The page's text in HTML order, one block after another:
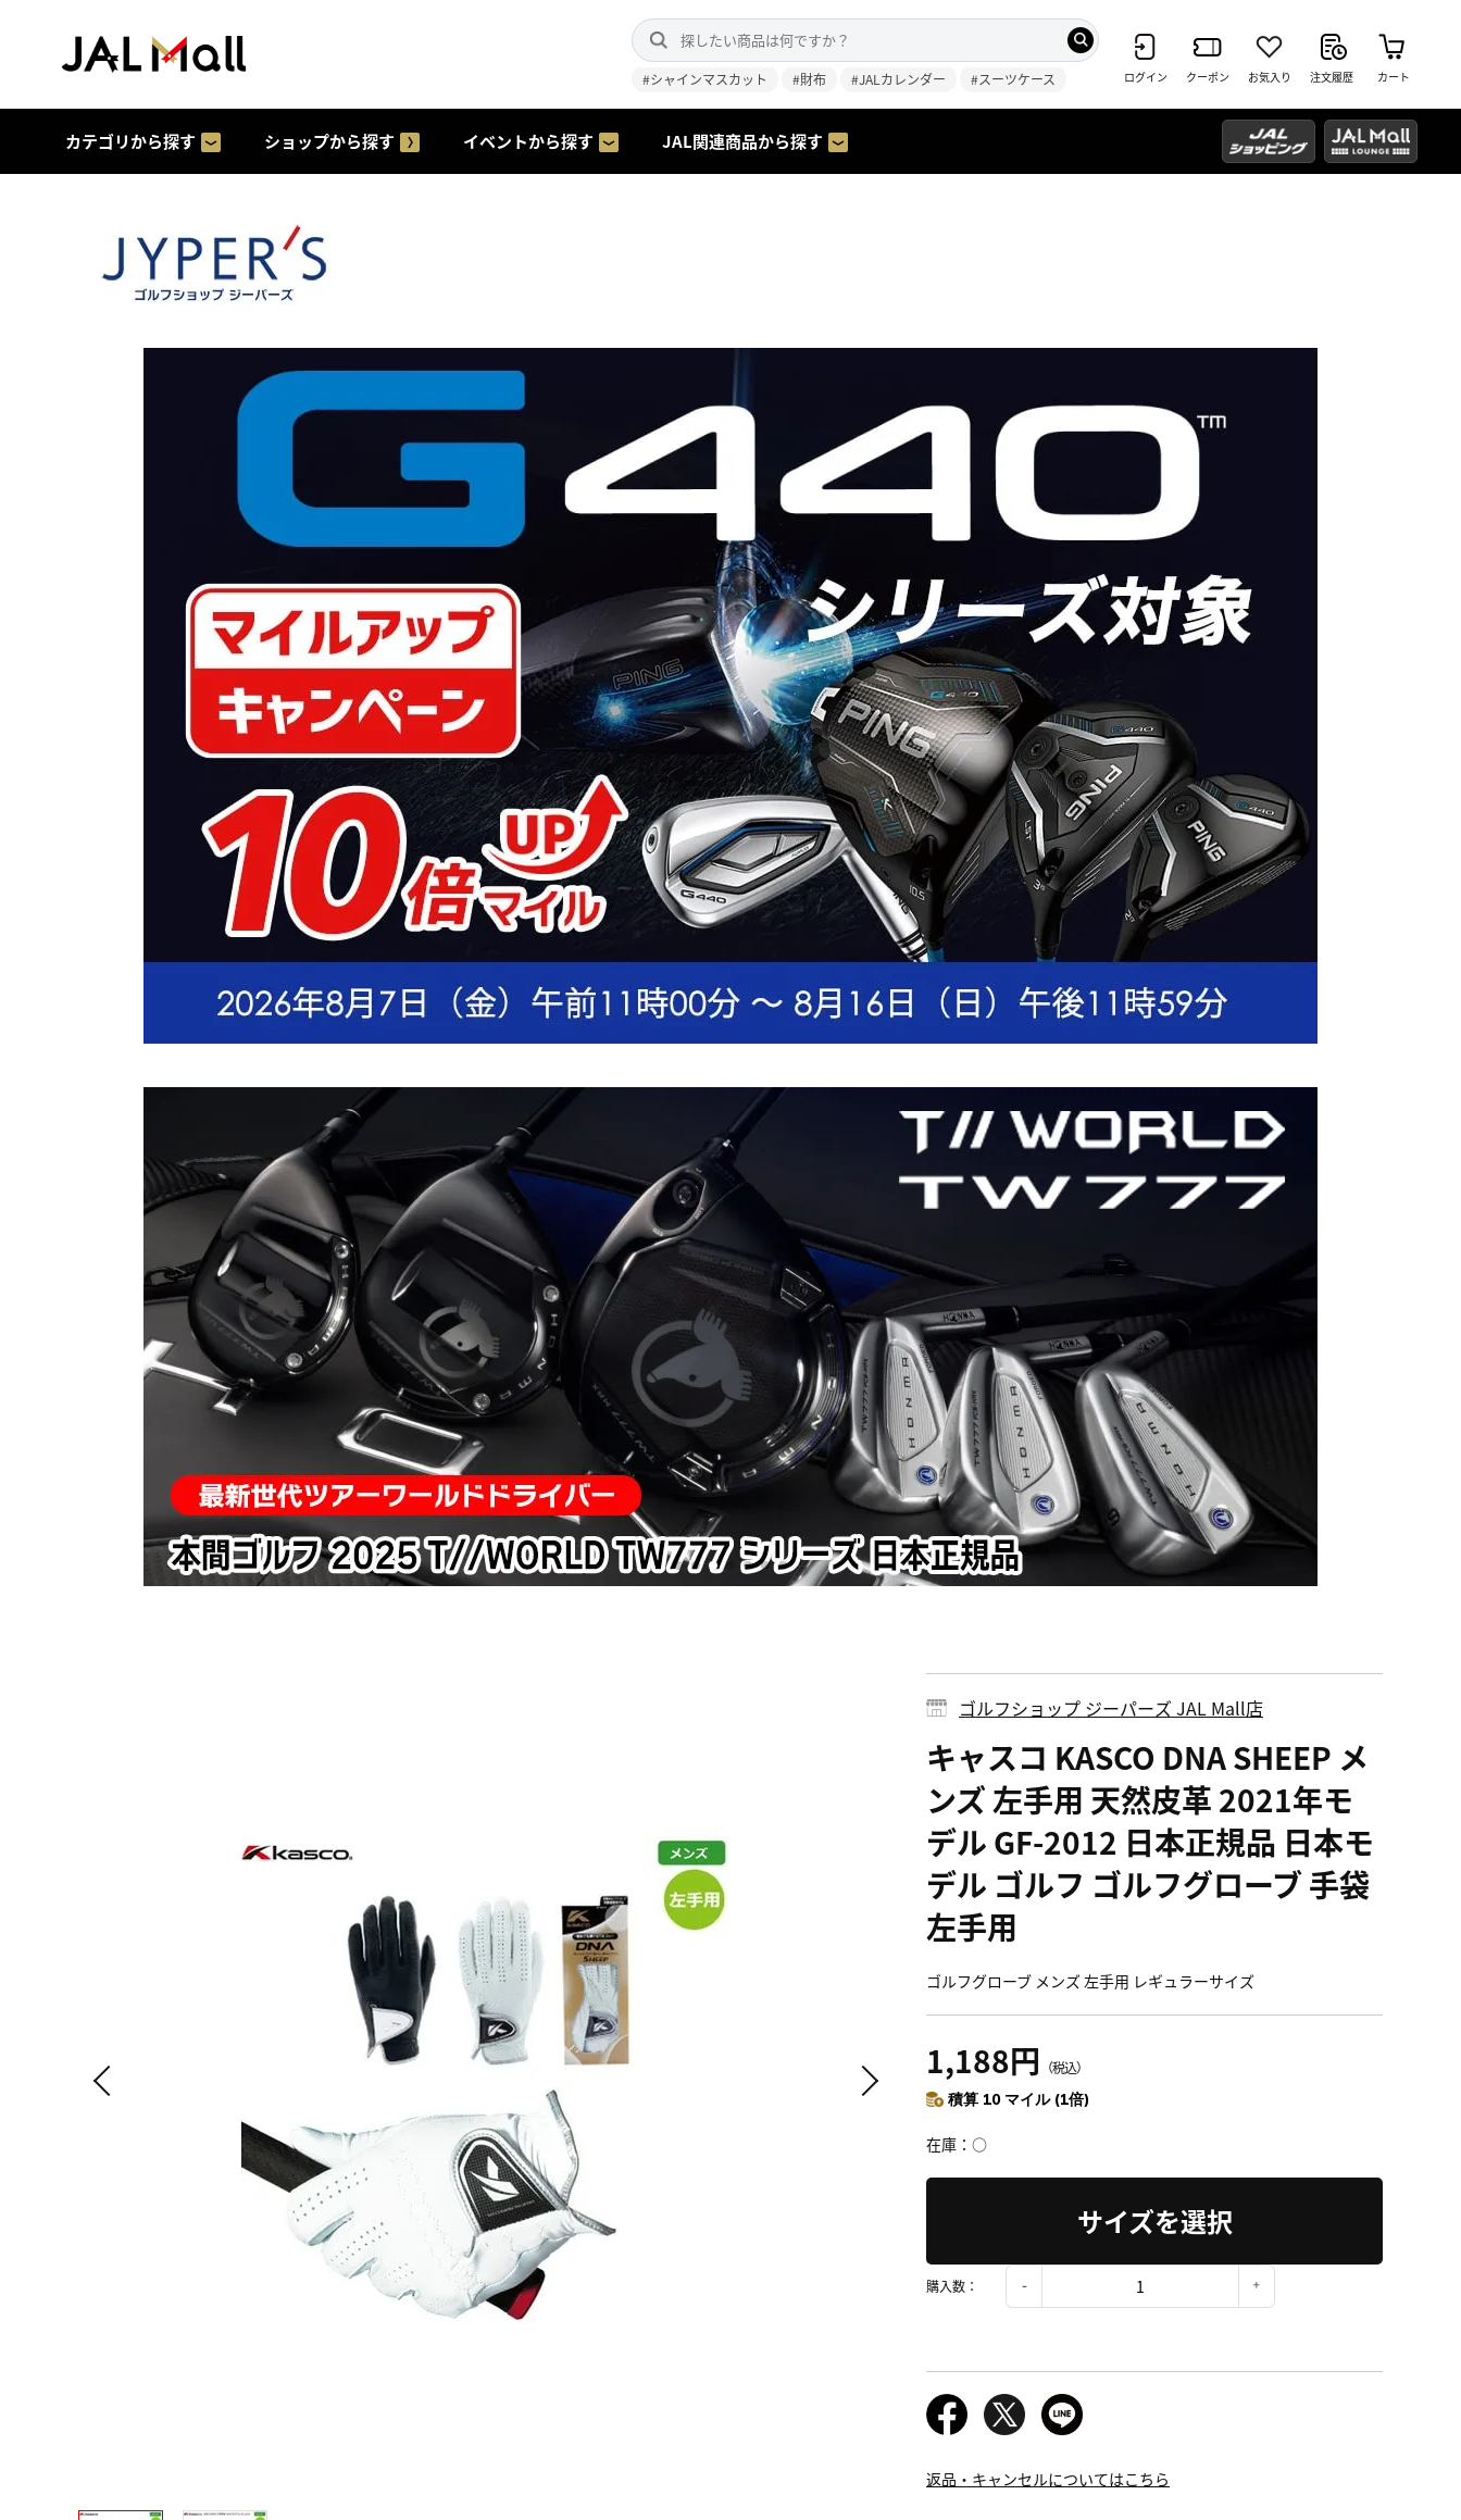
#シャインマスカット #財布 #JALカレンダー #スーツケース ログイン クーポン お気入り 注文履歴 カート
カテゴリから探す ショップから探す イベントから探す JAL関連商品から探す
ゴルフショップ ジーパーズ JAL Mall店
キャスコ KASCO DNA SHEEP メ
ンズ 左手用 天然皮革 2021年モ
デル GF-2012 日本正規品 日本モ
デル ゴルフ ゴルフグローブ 手袋
左手用
ゴルフグローブ メンズ 左手用 レギュラーサイズ
1,188円 （税込）
積算 10 マイル (1倍)
在庫 ○
サイズを選択
購入数：
返品・キャンセルについてはこちら